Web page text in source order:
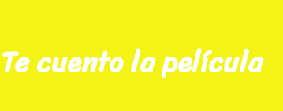
Te cuento la película